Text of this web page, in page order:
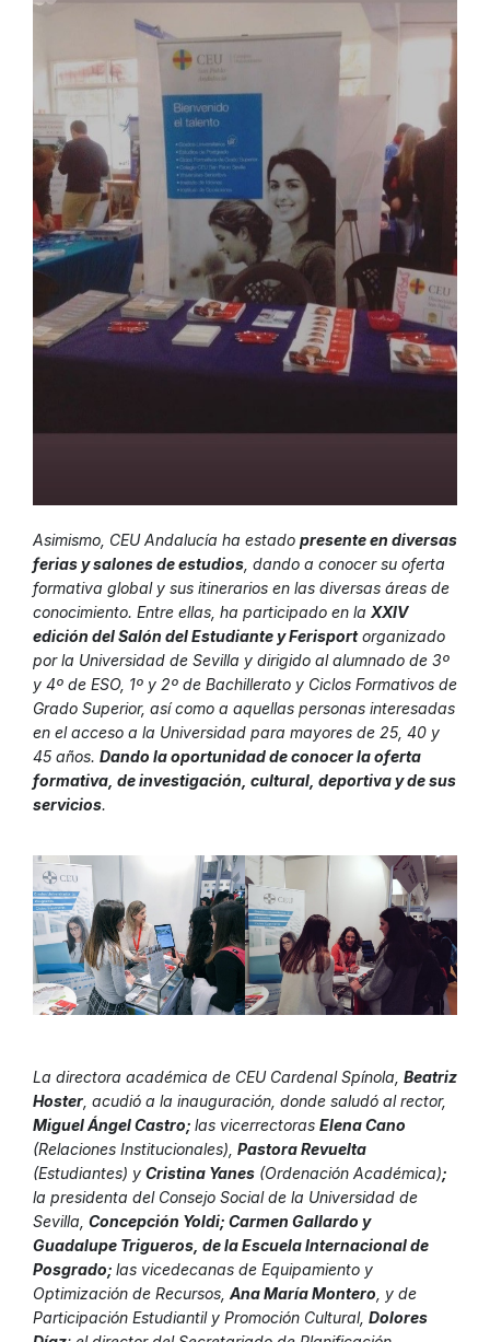
Asimismo, CEU Andalucía ha estado presente en diversas
ferias y salones de estudios, dando a conocer su oferta
formativa global y sus itinerarios en las diversas áreas de
conocimiento. Entre ellas, ha participado en la XXIV
edición del Salón del Estudiante y Ferisportorganizado
por la Universidad de Sevilla y dirigido al alumnado de 3º
y 4º de ESO, 1º y 2º de Bachillerato y Ciclos Formativos de
Grado Superior, así como a aquellas personas interesadas
en el acceso a la Universidad para mayores de 25, 40 y
45 años. Dando la oportunidad de conocer la oferta
formativa, de investigación, cultural, deportiva y de sus
servicios.
La directora académica de CEU Cardenal Spínola, Beatriz
Hoster , acudió a la inauguración, donde saludó al rector,
Miguel Ángel Castro; las vicerrectoras Elena Cano
(Relaciones Institucionales), Pastora Revuelta
(Estudiantes) y Cristina Yanes (Ordenación Académica);
la presidenta del Consejo Social de la Universidad de
Sevilla, Concepción Yoldi; Carmen Gallardo y
Guadalupe Trigueros, de la Escuela Internacional de
Posgrado; las vicedecanas de Equipamiento y
Optimización de Recursos, Ana María Montero , y de
Participación Estudiantil y Promoción Cultural, Dolores